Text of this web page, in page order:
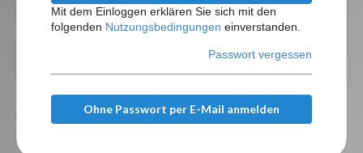
Mit dem Einloggen erklären Sie sich mit den
folgenden Nutzungsbedingungen einverstanden.
Passwort vergessen
Ohne Passwort per E-Mail anmelden